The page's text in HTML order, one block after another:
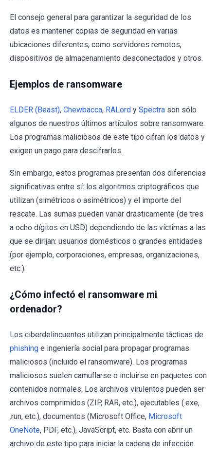
El consejo general para garantizar la seguridad de los
datos es mantener copias de seguridad en varias
ubicaciones diferentes, como servidores remotos,
dispositivos de almacenamiento desconectados y otros.
Ejemplos de ransomware
ELDER (Beast), Chewbacca, RALord y Spectra son sólo
algunos de nuestros últimos artículos sobre ransomware.
Los programas maliciosos de este tipo cifran los datos y
exigen un pago para descifrarlos.
Sin embargo, estos programas presentan dos diferencias
significativas entre sí: los algoritmos criptográficos que
utilizan (simétricos o asimétricos) y el importe del
rescate. Las sumas pueden variar drásticamente (de tres
a ocho dígitos en USD) dependiendo de las víctimas a las
que se dirijan: usuarios domésticos o grandes entidades
(por ejemplo, corporaciones, empresas, organizaciones,
etc.).
¿Cómo infectó el ransomware mi
ordenador?
Los ciberdelincuentes utilizan principalmente tácticas de
phishing e ingeniería social para propagar programas
maliciosos (incluido el ransomware). Los programas
maliciosos suelen camuflarse o incluirse en paquetes con
contenidos normales. Los archivos virulentos pueden ser
archivos comprimidos (ZIP, RAR, etc.), ejecutables (.exe,
.run, etc.), documentos (Microsoft Office, Microsoft
OneNote, PDF, etc.), JavaScript, etc. Basta con abrir un
archivo de este tipo para iniciar la cadena de infección.